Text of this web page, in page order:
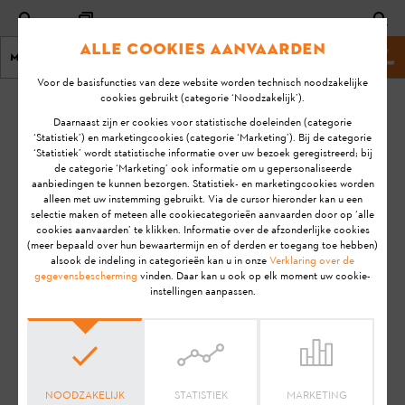
Menu Stihl website
KA-01014
Wat kan ik doen
als ik het
wachtwoord voor
de iMOW® ben
vergeten?
STIHL RMI 422 (VIKING MI 422)
STIHL RMI 422 P (VIKING MI 422 P)
STIHL RMI 422 PC (VIKING MI 422 PC)
Laatste
update:
24-4-
2024
FAQ
Account & User Administration
Alle cookies aanvaarden
Voor de basisfuncties van deze website worden technisch noodzakelijke
cookies gebruikt (categorie ‘Noodzakelijk’).
Daarnaast zijn er cookies voor statistische doeleinden (categorie
‘Statistiek’) en marketingcookies (categorie ‘Marketing’). Bij de categorie
‘Statistiek’ wordt statistische informatie over uw bezoek geregistreerd; bij
de categorie ‘Marketing’ ook informatie om u gepersonaliseerde
aanbiedingen te kunnen bezorgen. Statistiek- en marketingcookies worden
alleen met uw instemming gebruikt. Via de cursor hieronder kan u een
selectie maken of meteen alle cookiecategorieën aanvaarden door op ‘alle
cookies aanvaarden’ te klikken. Informatie over de afzonderlijke cookies
(meer bepaald over hun bewaartermijn en of derden er toegang toe hebben)
alsook de indeling in categorieën kan u in onzeVerklaring over de
gegevensbescherming vinden. Daar kan u ook op elk moment uw cookie-
instellingen aanpassen.
NOODZAKELIJK STATISTIEK MARKETING